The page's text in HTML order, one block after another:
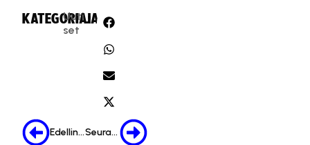
KATEGORIA:
Uuti
set
JAA:
Edellinen Seuraava